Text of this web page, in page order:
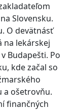
Slovensku.
O devätnásť
na lekárskej
Budapešti. Po
kde začal so
a ošetrovňu.
finančných